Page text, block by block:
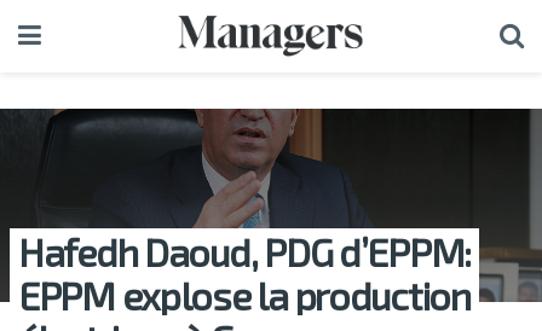
Hafedh Daoud, PDG d’EPPM:
EPPM explose la production